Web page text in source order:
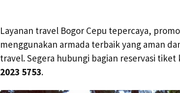
Layanan travel Bogor Cepu tepercaya,
menggunakan armada terbaik yang aman
travel. Segera hubungi bagian reservasi
2023 5753.